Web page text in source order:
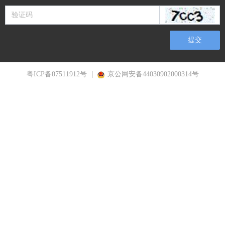
提交
粤ICP备07511912号 京公网安备44030902000314号